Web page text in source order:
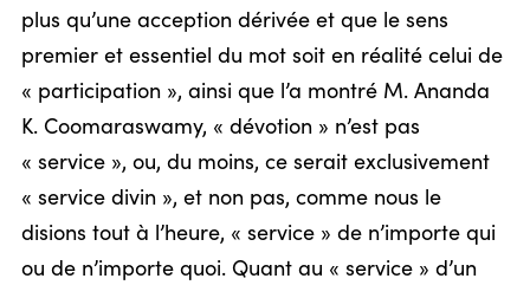
plus qu’une acception dérivée et que le sens
premier et essentiel du mot soit en réalité celui de
« participation », ainsi que l’a montré M. Ananda
K. Coomaraswamy, « dévotion » n’est pas
« service », ou, du moins, ce serait exclusivement
« service divin », et non pas, comme nous le
disions tout à l’heure, « service » de n’importe qui
ou de n’importe quoi. Quant au « service » d’un